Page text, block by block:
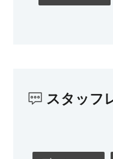
また、カウチのように足
かせるため、普段はカ
スタッフ